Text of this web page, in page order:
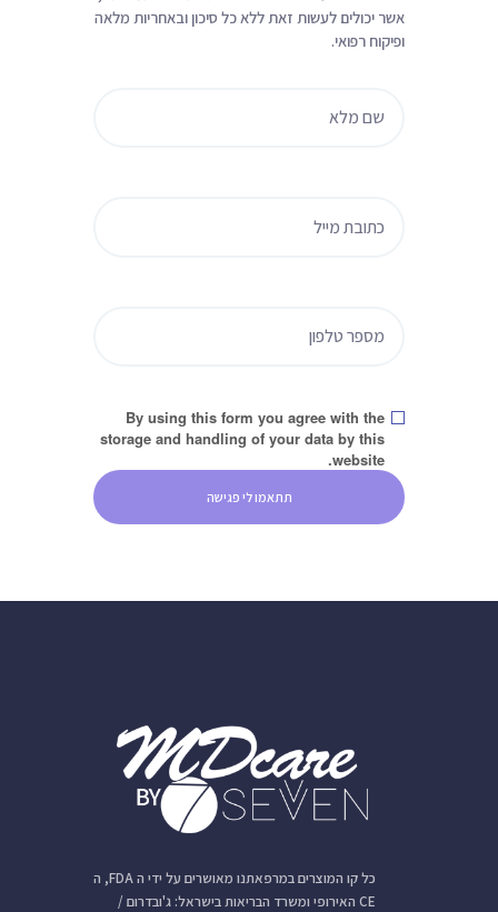
אשר יכולים לעשות זאת ללא כל סיכון ובאחריות מלאה
ופיקוח רפואי.
By using this form you agree with the
storage and handling of your data by this
website.
כל קו המוצרים במרפאתנו מאושרים על ידי ה FDA, ה
CE האירופי ומשרד הבריאות בישראל: ג'ובדרום /